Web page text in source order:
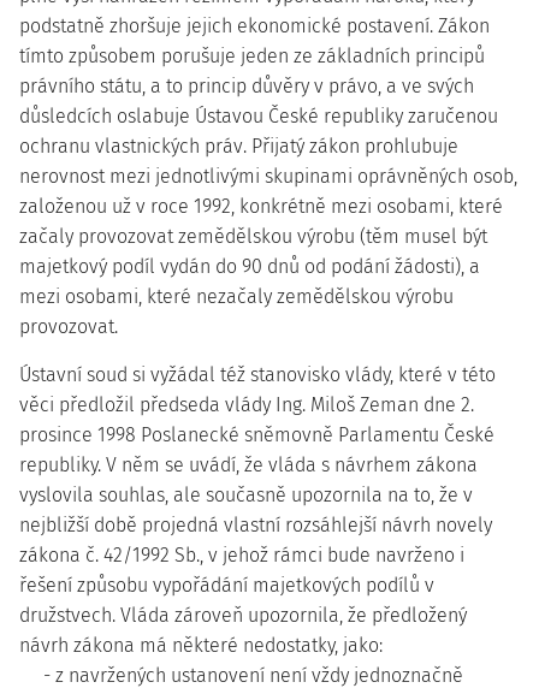
podstatně zhoršuje jejich ekonomické postavení. Zákon
tímto způsobem porušuje jeden ze základních principů
právního státu, a to princip důvěry v právo, a ve svých
důsledcích oslabuje Ústavou České republiky zaručenou
ochranu vlastnických práv. Přijatý zákon prohlubuje
nerovnost mezi jednotlivými skupinami oprávněných osob,
založenou už v roce 1992, konkrétně mezi osobami, které
začaly provozovat zemědělskou výrobu (těm musel být
majetkový podíl vydán do 90 dnů od podání žádosti), a
mezi osobami, které nezačaly zemědělskou výrobu
provozovat.
Ústavní soud si vyžádal též stanovisko vlády, které v této
věci předložil předseda vlády Ing. Miloš Zeman dne 2.
prosince 1998 Poslanecké sněmovně Parlamentu České
republiky. V něm se uvádí, že vláda s návrhem zákona
vyslovila souhlas, ale současně upozornila na to, že v
nejbližší době projedná vlastní rozsáhlejší návrh novely
zákona č. 42/1992 Sb., v jehož rámci bude navrženo i
řešení způsobu vypořádání majetkových podílů v
družstvech. Vláda zároveň upozornila, že předložený
návrh zákona má některé nedostatky, jako:
- z navržených ustanovení není vždy jednoznačně